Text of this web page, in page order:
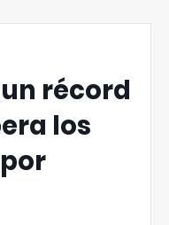
récord
los